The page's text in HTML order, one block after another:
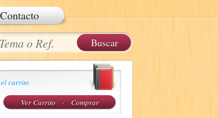
Contacto
carrito
Ver Carrito · Comprar